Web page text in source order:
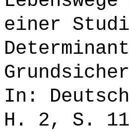
einer
In:
H. 2, S.